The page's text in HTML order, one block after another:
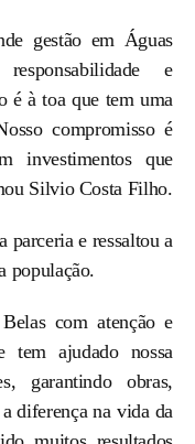
gestão em Águas
e
é à toa que tem uma
compromisso é
investimentos que
Silvio Costa Filho.
parceria e ressaltou a
população.
com atenção e
tem ajudado nossa
garantindo obras,
diferença na vida da